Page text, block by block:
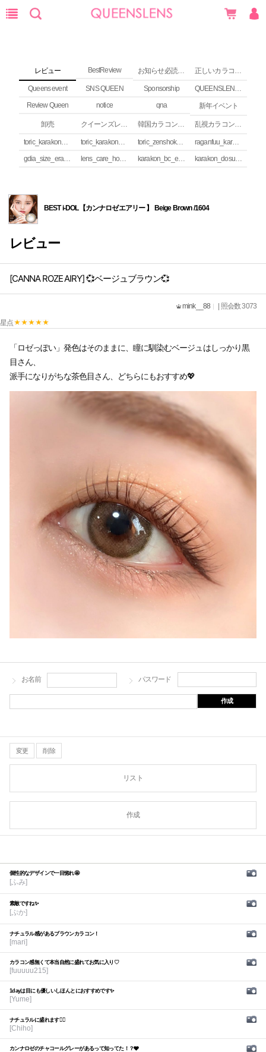
レビュー BestReview お知らせ必読 (NEWS) 正しいカラコンの使い方
Queens event SNS QUEEN Sponsorship
QUEENSLENS Affiliate Program
Review Queen
notice qna 新年イベント
卸売 クイーンズレンズ カラコンコラム 韓国カラコンguide 乱視カラコンの安全性
toric_karakon_takai_riyuu toric_karakon_real_review toric_zenshoku_review
raganfuu_karakon_erabikata
gdia_size_erabikata
lens_care_houhou karakon_bc_erabikata karakon_dosuu_erabikata
BEST i-DOL【カンナロゼエアリー 】 Beige Brown /1604
レビュー
[CANNA ROZE AIRY] 💞ベージュブラウン💞
mink__88
| 照会数 3073
星点
「ロゼっぽい」発色はそのままに、瞳に馴染むベージュはしっかり黒
目さん、
派手になりがちな茶色目さん、どちらにもおすすめ💖
お名前 パスワード
作成
変更 削除
リスト
作成
個性的なデザインで一目惚れ🤩
[ふみ]
素敵ですね✨
[ぷか]
ナチュラル感があるブラウンカラコン！
[mari]
カラコン感無くて本当自然に盛れてお気に入り♡
[fuuuuu215]
1dayは目にも優しいしほんとにおすすめです✨
[Yume]
ナチュラルに盛れます🙆‍♀️
[Chiho]
カンナロゼのチャコールグレーがあるって知ってた！？🩶